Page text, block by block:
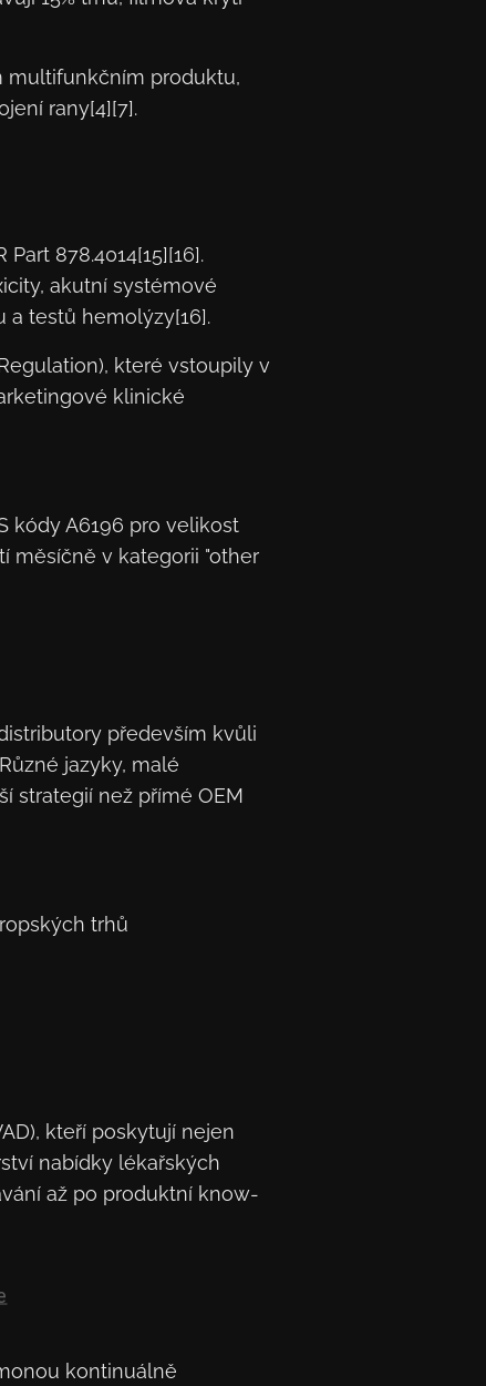
multifunkčním produktu,
rany[4][7].
878.4014[15][16].
akutní systémové
a testů hemolýzy[16].
které vstoupily v
klinické
kódy A6196 pro velikost
měsíčně v kategorii "other
především kvůli
jazyky, malé
strategií než přímé OEM
trhů
kteří poskytují nejen
nabídky lékařských
až po produktní know-
kontinuálně